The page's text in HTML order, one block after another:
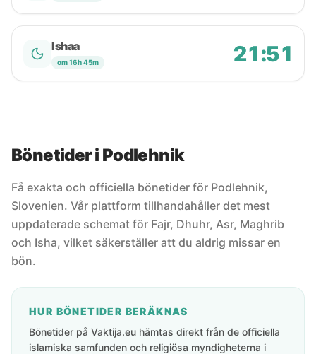
Ishaa
om 16h 45m 21:51
Bönetider i Podlehnik
Få exakta och officiella bönetider för Podlehnik,
Slovenien. Vår plattform tillhandahåller det mest
uppdaterade schemat för Fajr, Dhuhr, Asr, Maghrib
och Isha, vilket säkerställer att du aldrig missar en
bön.
HUR BÖNETIDER BERÄKNAS
Bönetider på Vaktija.eu hämtas direkt från de officiella
islamiska samfunden och religiösa myndigheterna i